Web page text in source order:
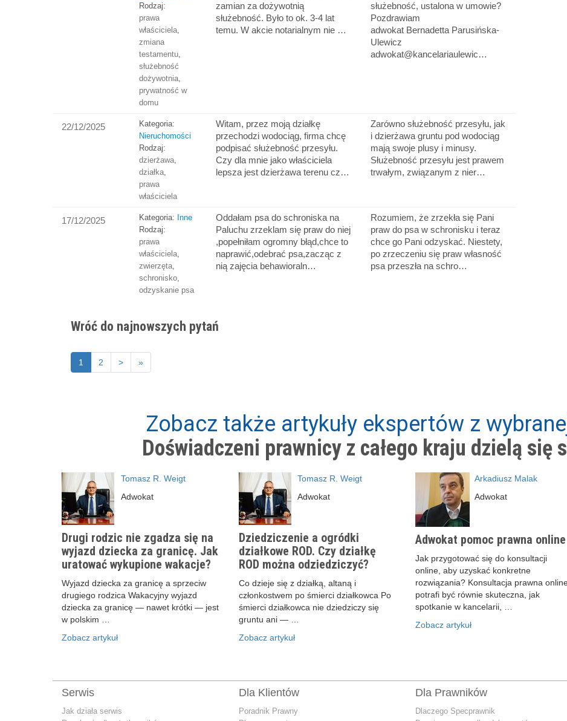
Rodzaj:
prawa
właściciela,
zmiana
testamentu,
służebność
dożywotnia,
prywatność w
domu
zamian za dożywotnią
służebność. Było to ok. 3-4 lat
temu. W akcie notarialnym nie …
służebność, ustalona w umowie?
Pozdrawiam
adwokat Bernadetta Parusińska-
Ulewicz
adwokat@kancelariaulewic…
22/12/2025
Kategoria:
Nieruchomości
Rodzaj:
dzierżawa,
działka,
prawa
właściciela
Witam, przez moją działkę
przechodzi wodociąg, firma chcę
podpisać służebność przesyłu.
Czy dla mnie jako właściciela
lepsza jest dzierżawa terenu cz…
Zarówno służebność przesyłu, jak
i dzierżawa gruntu pod wodociąg
mają swoje plusy i minusy.
Służebność przesyłu jest prawem
trwałym, związanym z nier…
17/12/2025 Kategoria: Inne
Rodzaj:
prawa
właściciela,
zwierzęta,
schronisko,
odzyskanie psa
Oddałam psa do schroniska na
Paluchu zrzeklam się praw do niej
,popełniłam ogromny błąd,chce to
naprawić,odebrać psa,zacząc z
nią zajęcia behawioraln…
Rozumiem, że zrzekła się Pani
praw do psa w schronisku i teraz
chce go Pani odzyskać. Niestety,
po zrzeczeniu się praw własność
psa przeszła na schro…
Wróć do najnowszych pytań
1 2 > »
Zobacz także artykuły ekspertów z
Doświadczeni prawnicy z całego kraju dzielą się
Tomasz R. Weigt
Adwokat
Drugi rodzic nie zgadza się na
wyjazd dziecka za granicę. Jak
uratować wykupione wakacje?
Wyjazd dziecka za granicę a sprzeciw
drugiego rodzica Wakacyjny wyjazd
dziecka za granicę — nawet krótki — jest
w polskim …
Zobacz artykuł
Tomasz R. Weigt
Adwokat
Dziedziczenie a ogródki
działkowe ROD. Czy działkę
ROD można odziedziczyć?
Co dzieje się z działką, altaną i
członkostwem po śmierci działkowca Po
śmierci działkowca nie dziedziczy się
gruntu ani — …
Zobacz artykuł
Arkadiusz Malak
Adwokat
Adwokat pomoc prawna online
Jak przygotować się do konsultacji
online, aby uzyskać konkretne
rozwiązania? Konsultacja prawna
potrafi być równie skuteczna, jak
spotkanie w kancelarii, …
Zobacz artykuł
Serwis
Jak działa serwis
Dla Klientów
Poradnik Prawny
Dla Prawników
Dlaczego Specprawnik